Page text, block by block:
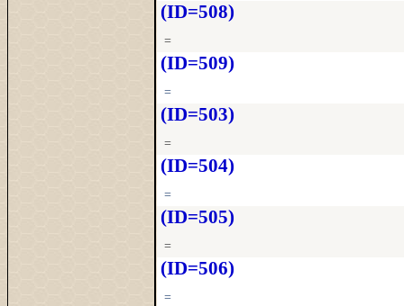
(ID=508)
=
(ID=509)
=
(ID=503)
=
(ID=504)
=
(ID=505)
=
(ID=506)
=